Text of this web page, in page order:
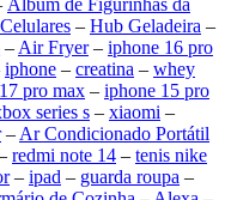
Álbum de Figurinhas da
– Hub Geladeira –
– Air Fryer– iphone 16 pro
iphone – creatina – whey
pro max – iphone 15 pro
series s – xiaomi –
– Ar Condicionado Portátil
redmi note 14 – tenis nike
– ipad – guarda roupa –